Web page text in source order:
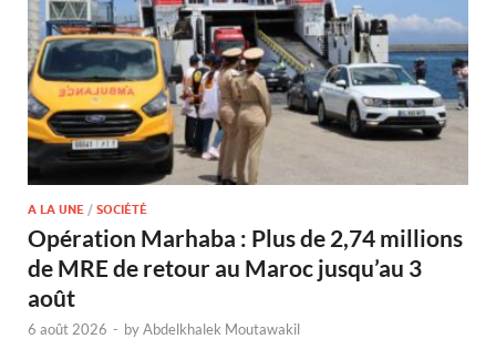
A LA UNE / SOCIÉTÉ
Opération Marhaba : Plus de 2,74 millions
de MRE de retour au Maroc jusqu’au 3
août
6 août 2026 - byAbdelkhalek Moutawakil